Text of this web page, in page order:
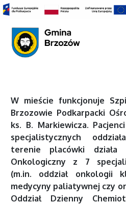
W mieście funkcjonuje
Brzozowie Podkarpacki
ks. B. Markiewicza.
specjalistycznych
terenie placówki działa
Onkologiczny z 7
(m.in. oddział onkologii
medycyny paliatywnej czy
Oddział Dzienny